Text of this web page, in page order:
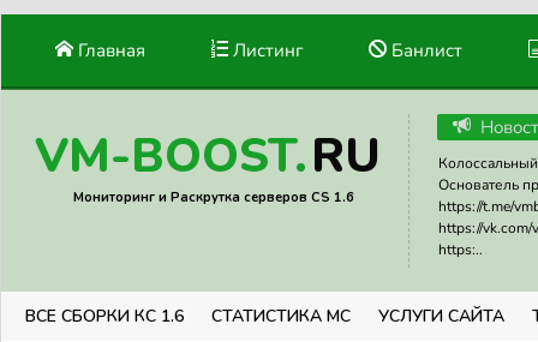
Главная Листинг Банлист
VM-BOOST.RU
Мониторинг и Раскрутка серверов CS 1.6
Основатель
https://t.me/
https://vk.com/
https:..
ВСЕ СБОРКИ КС 1.6 СТАТИСТИКА МС УСЛУГИ САЙТА